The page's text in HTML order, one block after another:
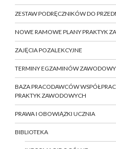
ZESTAW PODRĘCZNIKÓW DO
NOWE RAMOWE PLANY PRAKTYK
ZAJĘCIA POZALEKCYJNE
TERMINY EGZAMINÓW
BAZA PRACODAWCÓW
PRAKTYK ZAWODOWYCH
PRAWA I OBOWIĄZKI UCZNIA
BIBLIOTEKA